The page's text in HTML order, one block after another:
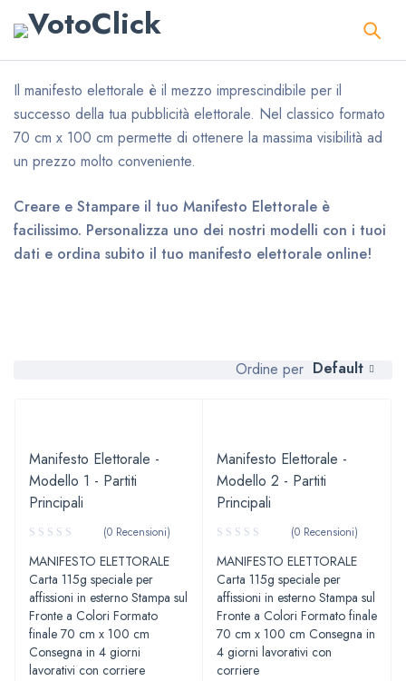
Il manifesto elettorale è il mezzo imprescindibile per il
successo della tua pubblicità elettorale. Nel classico formato
70 cm x 100 cm permette di ottenere la massima visibilità ad
un prezzo molto conveniente.
Creare e Stampare il tuo Manifesto Elettorale è
facilissimo. Personalizza uno dei nostri modelli con i tuoi
dati e ordina subito il tuo manifesto elettorale online!
Ordine per Default
Manifesto Elettorale -
Modello 1 - Partiti
Principali
(0 Recensioni)
MANIFESTO ELETTORALE
Carta 115g speciale per
affissioni in esterno Stampa sul
Fronte a Colori Formato
finale 70 cm x 100 cm
Consegna in 4 giorni
lavorativi con corriere
Manifesto Elettorale -
Modello 2 - Partiti
Principali
(0 Recensioni)
MANIFESTO ELETTORALE
Carta 115g speciale per
affissioni in esterno Stampa sul
Fronte a Colori Formato finale
70 cm x 100 cm Consegna in
4 giorni lavorativi con
corriere